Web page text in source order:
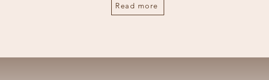
Read more